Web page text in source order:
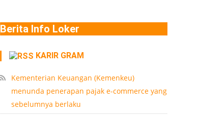
Berita Info Loker
KARIR GRAM
Kementerian Keuangan (Kemenkeu)
menunda penerapan pajak e-commerce yang
sebelumnya berlaku